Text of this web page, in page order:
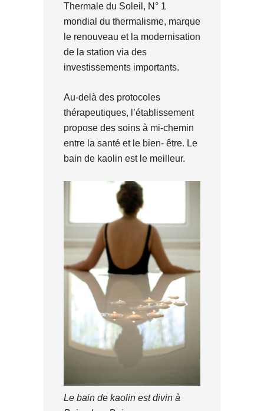
Thermale du Soleil, N° 1
mondial du thermalisme, marque
le renouveau et la modernisation
de la station via des
investissements importants.
Au-delà des protocoles
thérapeutiques, l’établissement
propose des soins à mi-chemin
entre la santé et le bien- être. Le
bain de kaolin est le meilleur.
Le bain de kaolin est divin à